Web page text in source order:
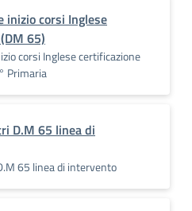
inizio corsi Inglese
65)
corsi Inglese certificazione
Primaria
D.M 65 linea di
65 linea di intervento